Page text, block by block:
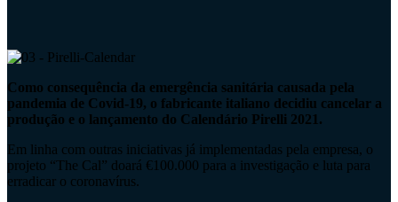
Como consequência da emergência sanitária causada pela
pandemia de Covid-19, o fabricante italiano decidiu cancelar a
produção e o lançamento do Calendário Pirelli 2021.
Em linha com outras iniciativas já implementadas pela empresa, o
projeto “The Cal” doará €100.000 para a investigação e luta para
erradicar o coronavírus.